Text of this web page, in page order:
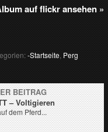
auf flickr ansehen »
-Startseite, Perg
BEITRAG
– Voltigieren
dem Pferd...